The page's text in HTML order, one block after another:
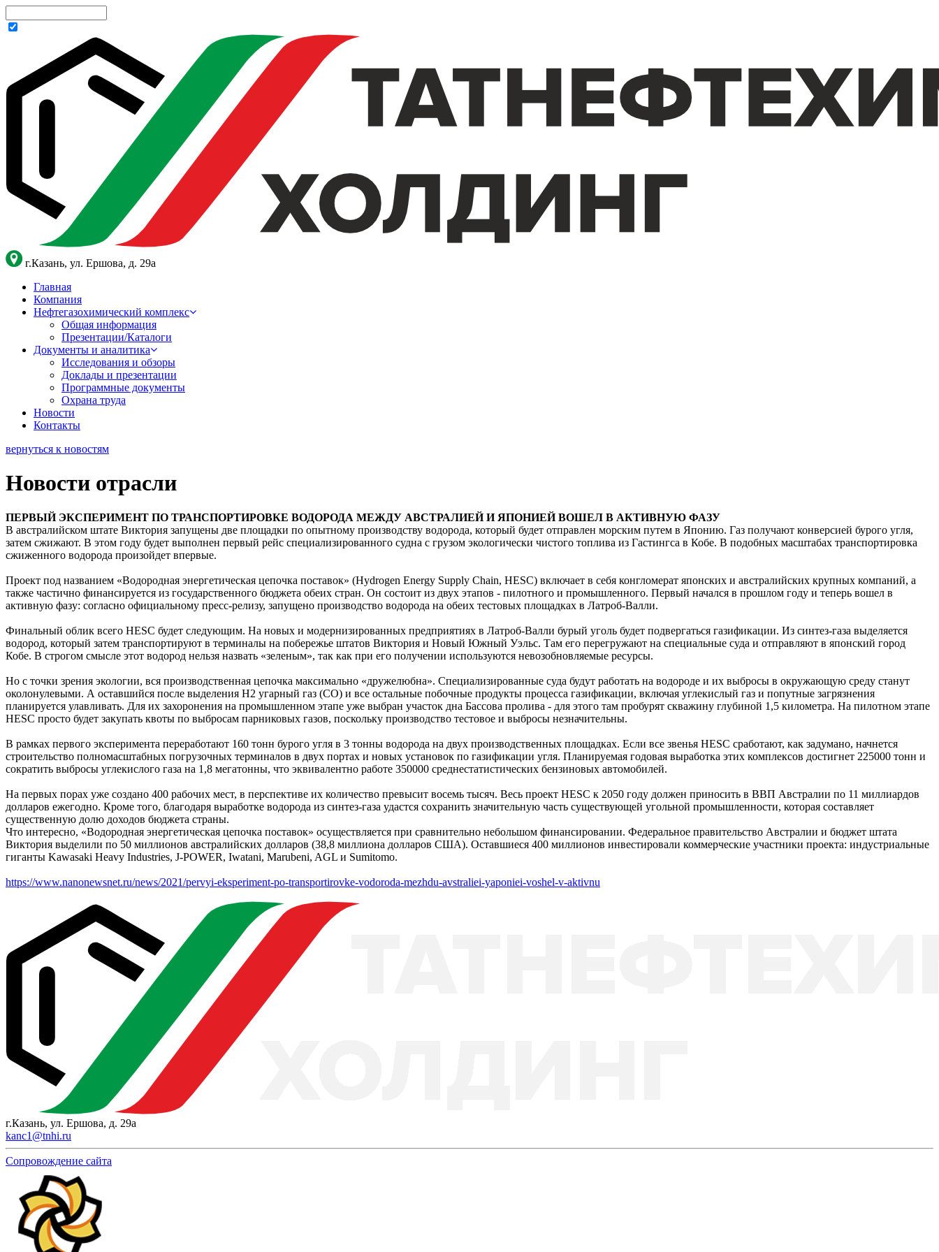
г.Казань, ул. Ершова, д. 29а
Главная
Компания
Нефтегазохимический комплекс
Общая информация
Презентации/Каталоги
Документы и аналитика
Исследования и обзоры
Доклады и презентации
Программные документы
Охрана труда
Новости
Контакты
вернуться к новостям
Новости отрасли
ПЕРВЫЙ ЭКСПЕРИМЕНТ ПО ТРАНСПОРТИРОВКЕ ВОДОРОДА МЕЖДУ АВСТРАЛИЕЙ И ЯПОНИЕЙ ВОШЕЛ В АКТИВНУЮ ФАЗУ
В австралийском штате Виктория запущены две площадки по опытному производству водорода, который будет отправлен морским путем в Японию. Газ получают конверсией бурого угля,
затем сжижают. В этом году будет выполнен первый рейс специализированного судна с грузом экологически чистого топлива из Гастингса в Кобе. В подобных масштабах транспортировка
сжиженного водорода произойдет впервые.
Проект под названием «Водородная энергетическая цепочка поставок» (Hydrogen Energy Supply Chain, HESC) включает в себя конгломерат японских и австралийских крупных компаний, а
также частично финансируется из государственного бюджета обеих стран. Он состоит из двух этапов - пилотного и промышленного. Первый начался в прошлом году и теперь вошел в
активную фазу: согласно официальному пресс-релизу, запущено производство водорода на обеих тестовых площадках в Латроб-Валли.
Финальный облик всего HESC будет следующим. На новых и модернизированных предприятиях в Латроб-Валли бурый уголь будет подвергаться газификации. Из синтез-газа выделяется
водород, который затем транспортируют в терминалы на побережье штатов Виктория и Новый Южный Уэльс. Там его перегружают на специальные суда и отправляют в японский город
Кобе. В строгом смысле этот водород нельзя назвать «зеленым», так как при его получении используются невозобновляемые ресурсы.
Но с точки зрения экологии, вся производственная цепочка максимально «дружелюбна». Специализированные суда будут работать на водороде и их выбросы в окружающую среду станут
околонулевыми. А оставшийся после выделения H2 угарный газ (CO) и все остальные побочные продукты процесса газификации, включая углекислый газ и попутные загрязнения
планируется улавливать. Для их захоронения на промышленном этапе уже выбран участок дна Бассова пролива - для этого там пробурят скважину глубиной 1,5 километра. На пилотном этапе
HESC просто будет закупать квоты по выбросам парниковых газов, поскольку производство тестовое и выбросы незначительны.
В рамках первого эксперимента переработают 160 тонн бурого угля в 3 тонны водорода на двух производственных площадках. Если все звенья HESC сработают, как задумано, начнется
строительство полномасштабных погрузочных терминалов в двух портах и новых установок по газификации угля. Планируемая годовая выработка этих комплексов достигнет 225000 тонн и
сократить выбросы углекислого газа на 1,8 мегатонны, что эквивалентно работе 350000 среднестатистических бензиновых автомобилей.
На первых порах уже создано 400 рабочих мест, в перспективе их количество превысит восемь тысяч. Весь проект HESC к 2050 году должен приносить в ВВП Австралии по 11 миллиардов
долларов ежегодно. Кроме того, благодаря выработке водорода из синтез-газа удастся сохранить значительную часть существующей угольной промышленности, которая составляет
существенную долю доходов бюджета страны.
Что интересно, «Водородная энергетическая цепочка поставок» осуществляется при сравнительно небольшом финансировании. Федеральное правительство Австралии и бюджет штата
Виктория выделили по 50 миллионов австралийских долларов (38,8 миллиона долларов США). Оставшиеся 400 миллионов инвестировали коммерческие участники проекта: индустриальные
гиганты Kawasaki Heavy Industries, J-POWER, Iwatani, Marubeni, AGL и Sumitomo.
https://www.nanonewsnet.ru/news/2021/pervyi-eksperiment-po-transportirovke-vodoroda-mezhdu-avstraliei-yaponiei-voshel-v-aktivnu
г.Казань, ул. Ершова, д. 29а
kanc1@tnhi.ru
Сопровождение сайта